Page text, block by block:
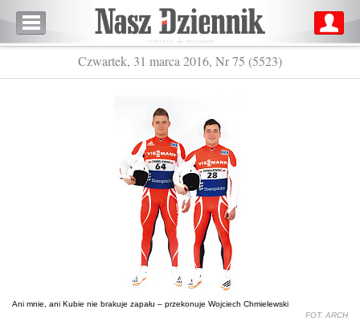
Czwartek, 31 marca 2016, Nr 75 (5523)
Ani mnie, ani Kubie nie brakuje zapału – przekonuje Wojciech Chmielewski
FOT. ARCH